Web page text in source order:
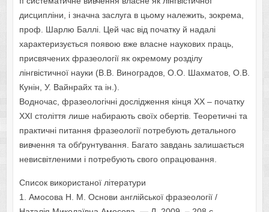
дисципліни, і значна заслуга в цьому належить, зокрема,
проф. Шарлю Баллі. Цей час від початку й надалі
характеризується появою вже власне наукових праць,
присвячених фразеології як окремому розділу
лінгвістичної науки (В.В. Виноградов, О.О. Шахматов, О.В.
Кунін, У. Вайнрайх та ін.).
Водночас, фразеологічні дослідження кінця ХХ – початку
ХХІ століття лише набирають своїх обертів. Теоретичні та
практичні питання фразеології потребують детального
вивчення та обґрунтування. Багато завдань залишається
невисвітленими і потребують свого опрацювання.
Список використаної літератури
1. Амосова Н. М. Основи англійської фразеології /